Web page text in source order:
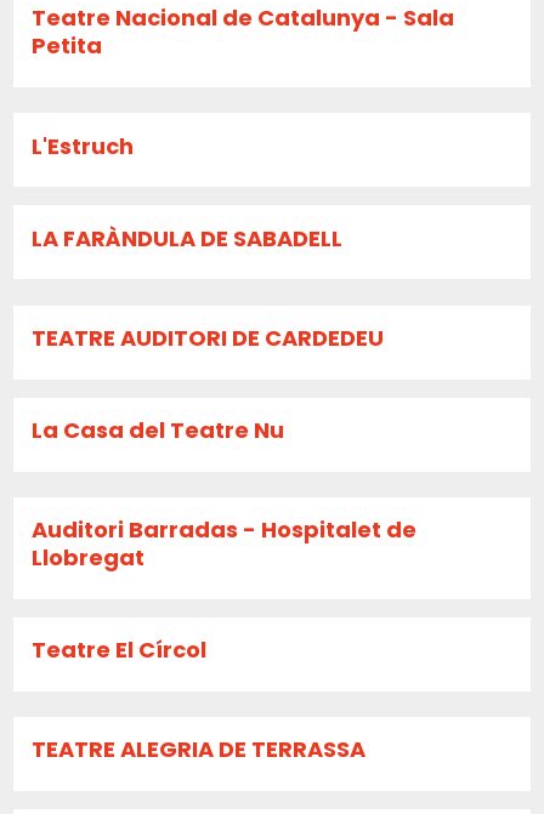
Teatre Nacional de Catalunya - Sala
Petita
L'Estruch
LA FARÀNDULA DE SABADELL
TEATRE AUDITORI DE CARDEDEU
La Casa del Teatre Nu
Auditori Barradas - Hospitalet de
Llobregat
Teatre El Círcol
TEATRE ALEGRIA DE TERRASSA